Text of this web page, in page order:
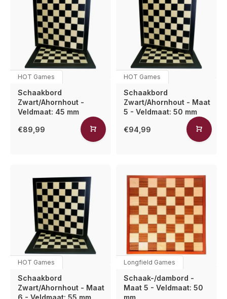
HOT Games
Schaakbord
Zwart/Ahornhout -
Veldmaat: 45 mm
€89,99
HOT Games
Schaakbord
Zwart/Ahornhout - Maat
5 - Veldmaat: 50 mm
€94,99
HOT Games
Schaakbord
Zwart/Ahornhout - Maat
6 - Veldmaat: 55 mm
Longfield Games
Schaak-/dambord -
Maat 5 - Veldmaat: 50
mm